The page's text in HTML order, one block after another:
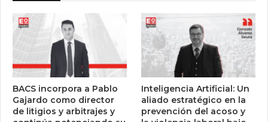
BACS incorpora a Pablo
Gajardo como director
de litigios y arbitrajes y
Inteligencia Artificial: Un
aliado estratégico en la
prevención del acoso y